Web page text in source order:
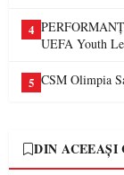
4
UEFA Youth
5 CSM Olimpia
DIN ACEEAȘI